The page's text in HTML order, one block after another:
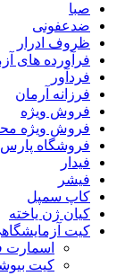
صبا
ضدعفونی
ظروف ادرار
فرآورده های
فردآور
فرزانه آرمان
فروش ویژه
فروش ویژه
فروشگاه پارس
فیدار
فیشر
کاپ سمپل
کیان ژن یاخته
کیت
کیت